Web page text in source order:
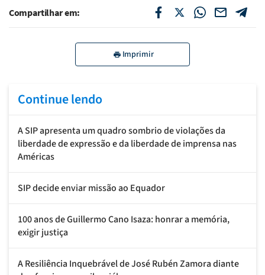
Compartilhar em:
Imprimir
Continue lendo
A SIP apresenta um quadro sombrio de violações da
liberdade de expressão e da liberdade de imprensa nas
Américas
SIP decide enviar missão ao Equador
100 anos de Guillermo Cano Isaza: honrar a memória,
exigir justiça
A Resiliência Inquebrável de José Rubén Zamora diante